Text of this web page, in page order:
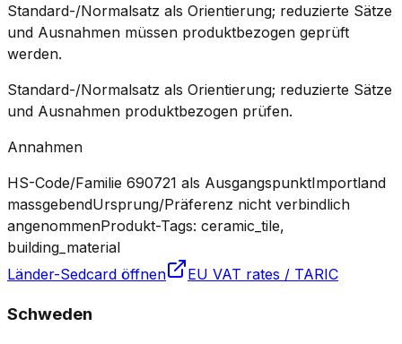
Standard-/Normalsatz als Orientierung; reduzierte Sätze
und Ausnahmen müssen produktbezogen geprüft
werden.
Standard-/Normalsatz als Orientierung; reduzierte Sätze
und Ausnahmen produktbezogen prüfen.
Annahmen
HS-Code/Familie 690721 als AusgangspunktImportland
massgebendUrsprung/Präferenz nicht verbindlich
angenommenProdukt-Tags: ceramic_tile,
building_material
Länder-Sedcard öffnen
EU VAT rates / TARIC
Schweden